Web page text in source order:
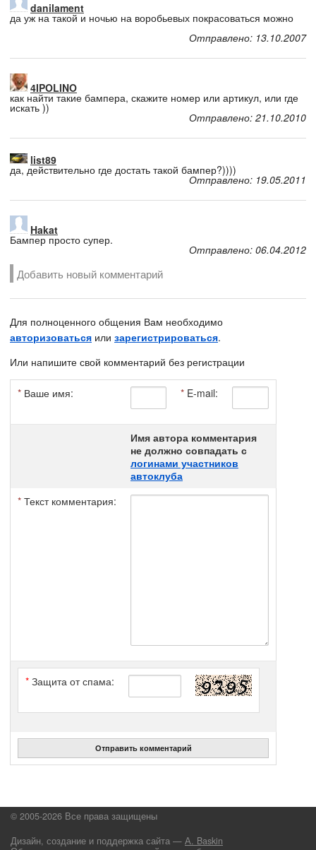
danilament
да уж на такой и ночью на воробьевых покрасоваться можно
Отправлено: 13.10.2007
4IPOLINO
как найти такие бампера, скажите номер или артикул, или где
искать ))
Отправлено: 21.10.2010
list89
да, действительно где достать такой бампер?))))
Отправлено: 19.05.2011
Hakat
Бампер просто супер.
Отправлено: 06.04.2012
Добавить новый комментарий
Для полноценного общения Вам необходимо
авторизоваться или зарегистрироваться.
Или напишите свой комментарий без регистрации
* Ваше имя: * E-mail:
Имя автора комментария
не должно совпадать с
логинами участников
автоклуба
* Текст комментария:
* Защита от спама:
Отправить комментарий
© 2005-2026 Все права защищены
Дизайн, создание и поддержка сайта — А. Baskin